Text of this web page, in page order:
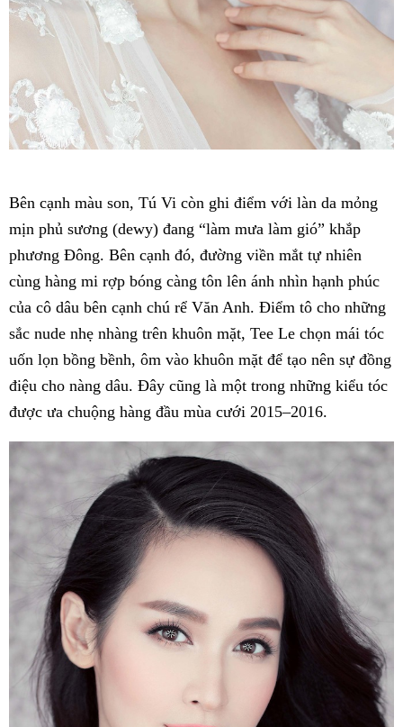
Bên cạnh màu son, Tú Vi còn ghi điểm với làn da mỏng
mịn phủ sương (dewy) đang “làm mưa làm gió” khắp
phương Đông. Bên cạnh đó, đường viền mắt tự nhiên
cùng hàng mi rợp bóng càng tôn lên ánh nhìn hạnh phúc
của cô dâu bên cạnh chú rể Văn Anh. Điểm tô cho những
sắc nude nhẹ nhàng trên khuôn mặt, Tee Le chọn mái tóc
uốn lọn bồng bềnh, ôm vào khuôn mặt để tạo nên sự đồng
điệu cho nàng dâu. Đây cũng là một trong những kiểu tóc
được ưa chuộng hàng đầu mùa cưới 2015–2016.